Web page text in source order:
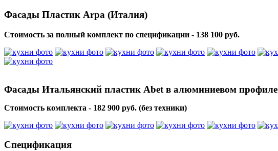
Фасады Пластик Arpa (Италия)
Стоимость за полный комплект по спецификации - 138 100 руб.
Фасады Итальянский пластик Abet в алюминиевом профиле
Стоимость комплекта - 182 900 руб. (без техники)
Спецификация